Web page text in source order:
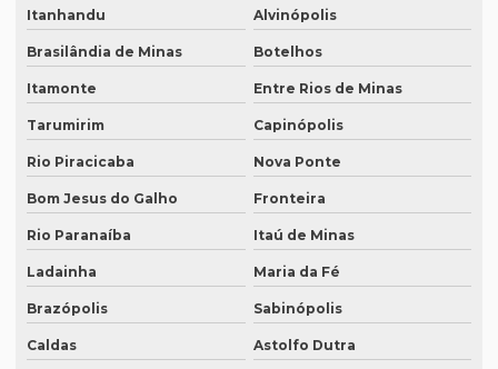
Lauda de tradução
Legendagem em espanhol
Legendagem preço por minuto
Legendagem profissional
Legendagem rio de janeiro
Legendagem de vídeos
Locação de equipamentos para tradução simultânea
Itanhandu Alvinópolis
Brasilândia de Minas Botelhos
Itamonte Entre Rios de Minas
Tarumirim Capinópolis
Rio Piracicaba Nova Ponte
Bom Jesus do Galho Fronteira
Rio Paranaíba Itaú de Minas
Ladainha Maria da Fé
Brazópolis Sabinópolis
Caldas Astolfo Dutra